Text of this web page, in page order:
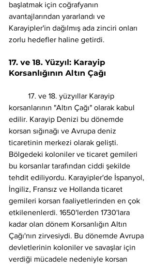
başlatmak için coğrafyanın
avantajlarından yararlandı ve
Karayipler'in dağılmış ada zinciri onları
zorlu hedefler haline getirdi.
17. ve 18. Yüzyıl: Karayip
Korsanlığının Altın Çağı
korsanlarının "Altın Çağı" olarak kabul
edilir. Karayip Denizi bu dönemde
korsan sığınağı ve Avrupa deniz
ticaretinin merkezi olarak gelişti.
Bölgedeki koloniler ve ticaret gemileri
bu korsanlar tarafından ciddi şekilde
tehdit ediliyordu. Karayipler'de İspanyol,
İngiliz, Fransız ve Hollanda ticaret
gemileri korsan faaliyetlerinden en çok
etkilenenlerdi. 1650'lerden 1730'lara
kadar olan dönem Korsanlığın Altın
Çağı'nın zirvesiydi. Bu dönemde Avrupa
devletlerinin koloniler ve savaşlar için
verdiği mücadele nedeniyle korsan